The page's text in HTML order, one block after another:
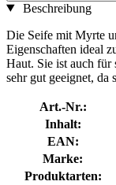
Beschreibung
Die Seife mit Myrte
Eigenschaften ideal
Haut. Sie ist auch für
sehr gut geeignet, da
Art.-Nr.:
Inhalt:
EAN:
Marke:
Produktarten: